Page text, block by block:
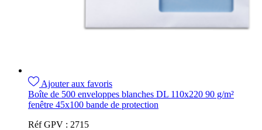
Ajouter aux favoris
Boîte de 500 enveloppes blanches DL 110x220 90 g/m²
fenêtre 45x100 bande de protection
Réf GPV : 2715